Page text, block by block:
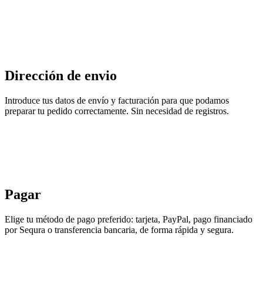
Dirección de envio
Introduce tus datos de envío y facturación para que podamos
preparar tu pedido correctamente. Sin necesidad de registros.
Pagar
Elige tu método de pago preferido: tarjeta, PayPal, pago financiado
por Sequra o transferencia bancaria, de forma rápida y segura.